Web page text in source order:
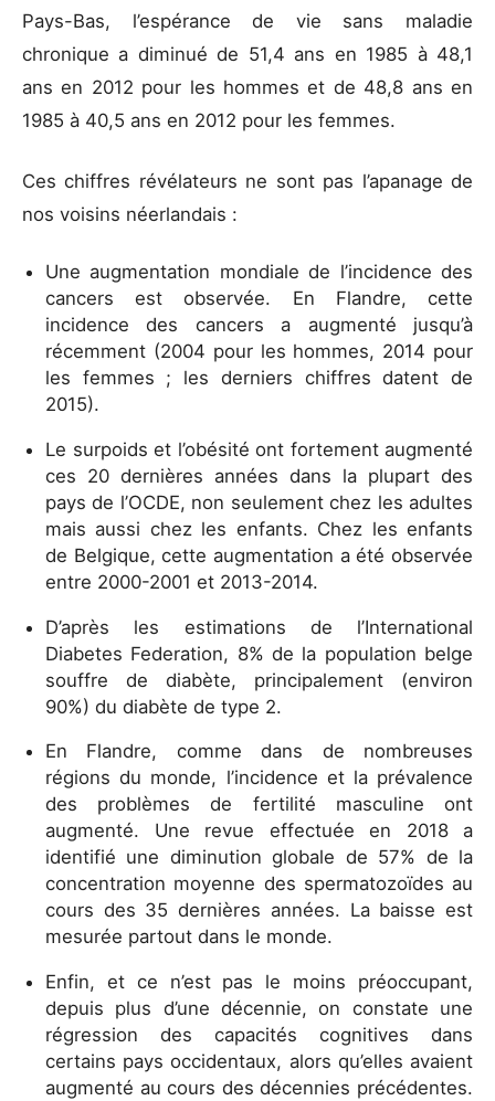
Pays-Bas, l’espérance de vie sans maladie
chronique a diminué de 51,4 ans en 1985 à 48,1
ans en 2012 pour les hommes et de 48,8 ans en
1985 à 40,5 ans en 2012 pour les femmes.
Ces chiffres révélateurs ne sont pas l’apanage de
nos voisins néerlandais :
Une augmentation mondiale de l’incidence des
cancers est observée. En Flandre, cette
incidence des cancers a augmenté jusqu’à
récemment (2004 pour les hommes, 2014 pour
les femmes ; les derniers chiffres datent de
2015).
Le surpoids et l’obésité ont fortement augmenté
ces 20 dernières années dans la plupart des
pays de l’OCDE, non seulement chez les adultes
mais aussi chez les enfants. Chez les enfants
de Belgique, cette augmentation a été observée
entre 2000-2001 et 2013-2014.
D’après les estimations de l’International
Diabetes Federation, 8% de la population belge
souffre de diabète, principalement (environ
90%) du diabète de type 2.
En Flandre, comme dans de nombreuses
régions du monde, l’incidence et la prévalence
des problèmes de fertilité masculine ont
augmenté. Une revue effectuée en 2018 a
identifié une diminution globale de 57% de la
concentration moyenne des spermatozoïdes au
cours des 35 dernières années. La baisse est
mesurée partout dans le monde.
Enfin, et ce n’est pas le moins préoccupant,
depuis plus d’une décennie, on constate une
régression des capacités cognitives dans
certains pays occidentaux, alors qu’elles avaient
augmenté au cours des décennies précédentes.